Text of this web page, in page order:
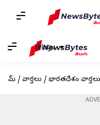
Telugu
హోమ్ / వార్తలు / భారతదేశం వార్తలు